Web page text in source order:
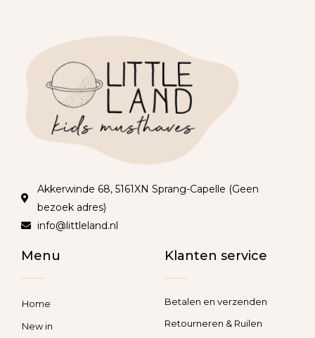
Akkerwinde 68, 5161XN Sprang-Capelle (Geen
bezoek adres)
info@littleland.nl
Menu
Home
New in
Klanten service
Betalen en verzenden
Retourneren & Ruilen